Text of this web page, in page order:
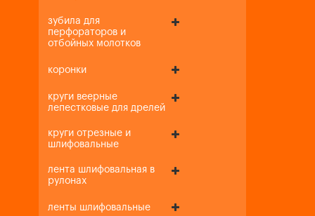
зубила для
перфораторов и
отбойных молотков
коронки
круги веерные
лепестковые для дрелей
круги отрезные и
шлифовальные
лента шлифовальная в
рулонах
ленты шлифовальные